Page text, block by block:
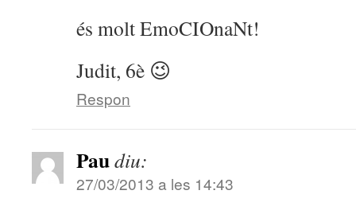
és molt EmoCIOnaNt!
Judit, 6è 😉
Respon
Paudiu:
27/03/2013 a les 14:43